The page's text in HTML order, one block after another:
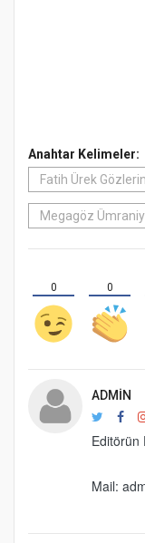
Anahtar Kelimeler:
Fatih Ürek
Megagöz
0 0
ADMIN
Editörün
Mail: